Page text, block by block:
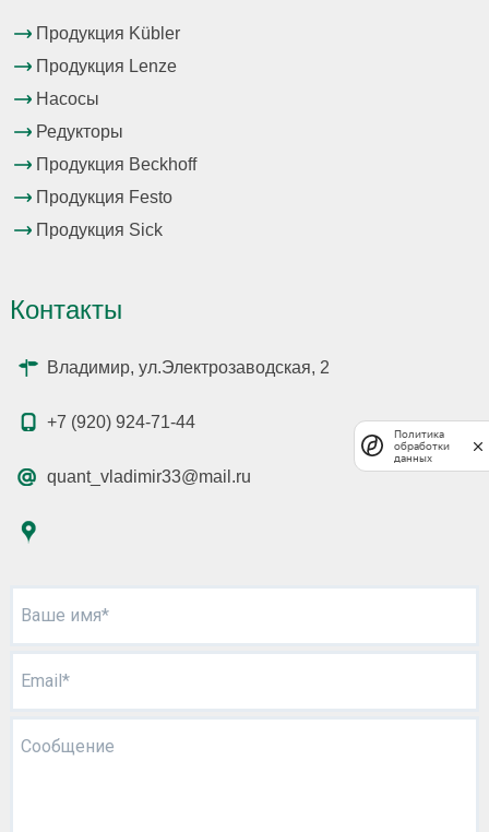
Продукция Kübler
Продукция Lenze
Насосы
Редукторы
Продукция Beckhoff
Продукция Festo
Продукция Sick
Контакты
Владимир, ул.Электрозаводская, 2
+7 (920) 924-71-44
quant_vladimir33@mail.ru
Ваше имя*
Email*
Сообщение
Политика
обработки
данных